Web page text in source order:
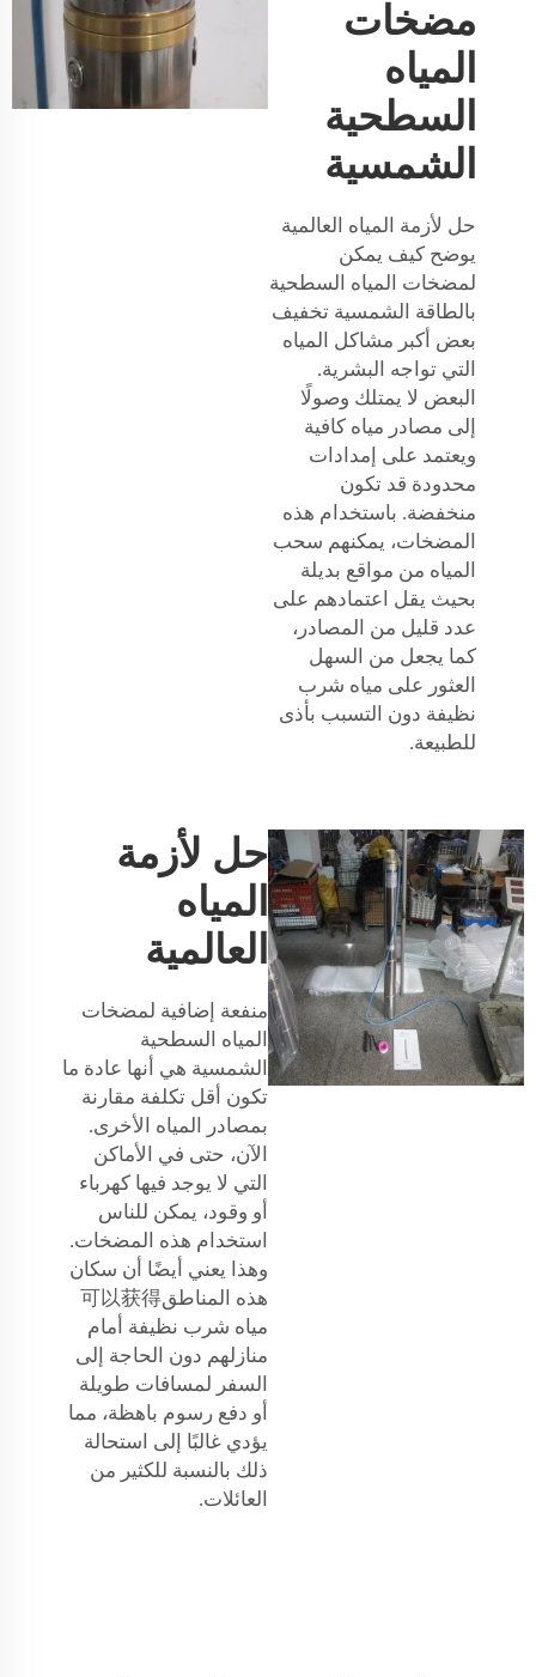
مضخات
المياه
السطحية
الشمسية
حل لأزمة المياه العالمية
يوضح كيف يمكن
لمضخات المياه السطحية
بالطاقة الشمسية تخفيف
بعض أكبر مشاكل المياه
التي تواجه البشرية.
البعض لا يمتلك وصولًا
إلى مصادر مياه كافية
ويعتمد على إمدادات
محدودة قد تكون
منخفضة. باستخدام هذه
المضخات، يمكنهم سحب
المياه من مواقع بديلة
بحيث يقل اعتمادهم على
عدد قليل من المصادر،
كما يجعل من السهل
العثور على مياه شرب
نظيفة دون التسبب بأذى
للطبيعة.
حل لأزمة
المياه
العالمية
منفعة إضافية لمضخات
المياه السطحية
الشمسية هي أنها عادة ما
تكون أقل تكلفة مقارنة
بمصادر المياه الأخرى.
الآن، حتى في الأماكن
التي لا يوجد فيها كهرباء
أو وقود، يمكن للناس
استخدام هذه المضخات.
وهذا يعني أيضًا أن سكان
هذه المناطق可以获得
مياه شرب نظيفة أمام
منازلهم دون الحاجة إلى
السفر لمسافات طويلة
أو دفع رسوم باهظة، مما
يؤدي غالبًا إلى استحالة
ذلك بالنسبة للكثير من
العائلات.